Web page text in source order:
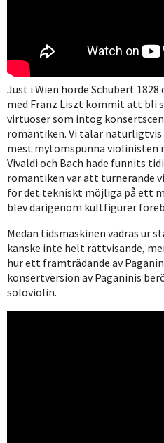
Just i Wien hörde Schubert
med Franz Liszt kommit att bli
virtuoser som intog
romantiken. Vi talar naturligtvis
mest mytomspunna violinisten
Vivaldi och Bach hade funnits
romantiken var att turnerande
för det tekniskt möjliga på ett
blev därigenom kultfigurer
Medan tidsmaskinen vädras ur
kanske inte helt rättvisande,
hur ett framträdande av
konsertversion av Paganinis
soloviolin.